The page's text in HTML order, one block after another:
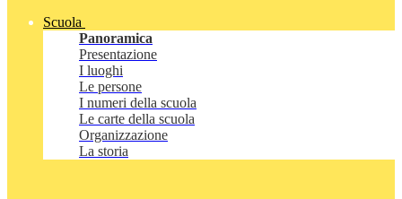
Scuola
Panoramica
Presentazione
I luoghi
Le persone
I numeri della scuola
Le carte della scuola
Organizzazione
La storia